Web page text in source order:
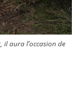
il aura l’occasion de